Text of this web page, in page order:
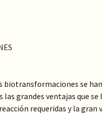
biotransformaciones se
las grandes ventajas que
requeridas y la